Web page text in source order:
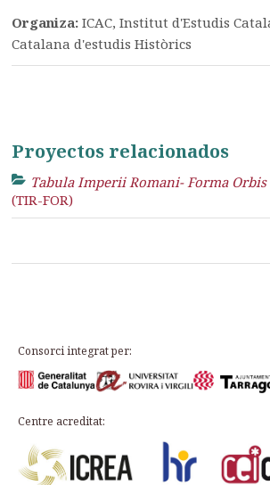
Organiza:ICAC, Institut d'Estudis
Catalana d'estudis Històrics
Proyectos relacionados
Tabula Imperii Romani- Forma
(TIR-FOR)
Consorci integrat per:
Centre acreditat: